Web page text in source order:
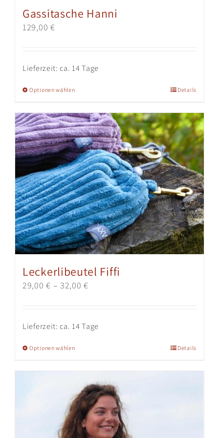
Gassitasche Hanni
129,00 €
Lieferzeit:ca. 14 Tage
Optionen wählenDieses
weist
mehrere
Varianten
auf.
Die
Optionen
können
auf
der
Produktseite
gewählt
werden
Details
Leckerlibeutel Fiffi
29,00€ –32,00€
Lieferzeit:ca. 14 Tage
Optionen wählenDieses
mehrere
Varianten
auf.
Die
Optionen
Details